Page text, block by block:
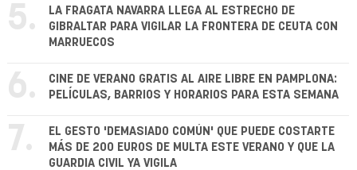
5.
LA FRAGATA NAVARRA LLEGA AL ESTRECHO DE
GIBRALTAR PARA VIGILAR LA FRONTERA DE CEUTA CON
MARRUECOS
6.
CINE DE VERANO GRATIS AL AIRE LIBRE EN PAMPLONA:
PELÍCULAS, BARRIOS Y HORARIOS PARA ESTA SEMANA
7.
EL GESTO 'DEMASIADO COMÚN' QUE PUEDE COSTARTE
MÁS DE 200 EUROS DE MULTA ESTE VERANO Y QUE LA
GUARDIA CIVIL YA VIGILA